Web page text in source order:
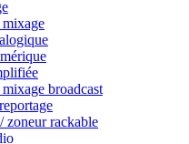
broadcast
zoneur rackable